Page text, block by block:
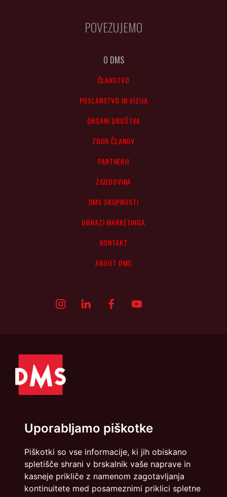
Uporabljamo piškotke
Piškotki so vse informacije, ki jih obiskano
spletišče shrani v brskalnik vaše naprave in
kasneje prikliče z namenom zagotavljanja
kontinuitete med posameznimi priklici spletne
POVEZUJEMO
O DMS
ČLANSTVO
POSLANSTVO IN VIZIJA
ORGANI DRUŠTVA
ZBOR ČLANOV
PARTNERJI
ZGODOVINA
DMS SKUPNOSTI
OBRAZI MARKETINGA
KONTAKT
ABOUT DMS
info@dmslo.si
Društvo za marketing Slovenije - DMS | Dimičeva ulica 13 |